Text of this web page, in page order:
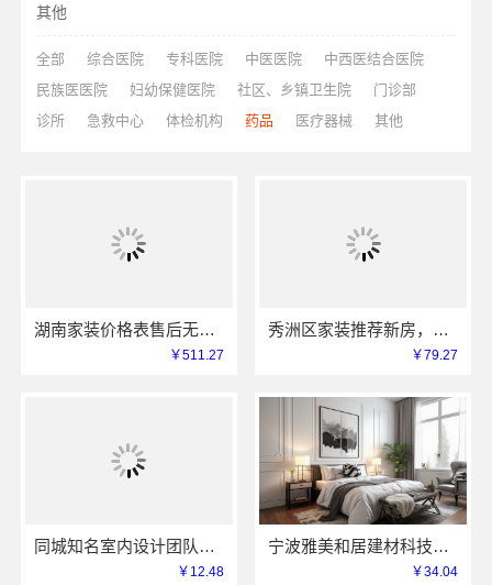
其他
全部 综合医院 专科医院 中医医院
中西医结合医院
民族医医院
妇幼保健医院 社区、乡镇卫生院
门诊部
诊所
急救中心 体检机构 药品 医疗器械 其他
湖南家装价格表售后无忧，湖南创益讯建筑有限公司
￥511.27
秀洲区家装推荐新房，嘉兴锦居装饰材料有限公司
￥79.27
同城知名室内设计团队高端，嘉兴绿色之家建材科技有限公司
￥12.48
宁波雅美和居建材科技有限公司：镇海家装设计合作联系方式
￥34.04